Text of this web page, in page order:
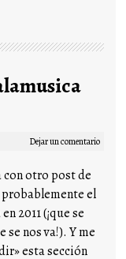
Dejar un comentario
con otro post de
el
2011 (¡que se
se nos va!). Y me
esta sección